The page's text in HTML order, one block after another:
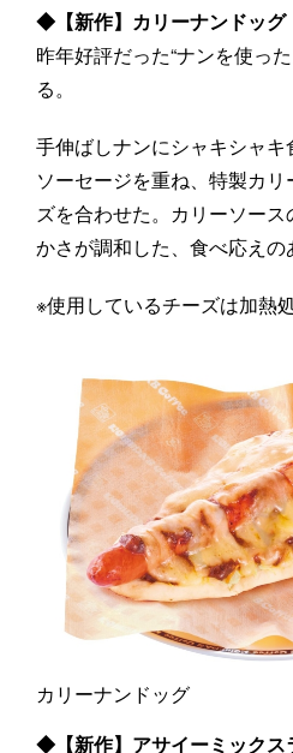
◆【新作】カリーナンドッグ
昨年好評だった“ナンを使っ
る。
手伸ばしナンにシャキシャ
ソーセージを重ね、特製カ
ズを合わせた。カリーソー
かさが調和した、食べ応えの
※使用しているチーズは加熱
カリーナンドッグ
◆【新作】アサイーミックス